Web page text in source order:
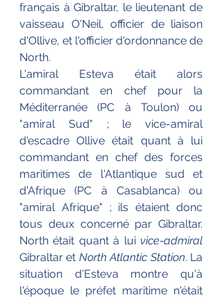
français à Gibraltar, le lieutenant de
vaisseau O'Neil, officier de liaison
d'Ollive, et l'officier d'ordonnance de
North.
L'amiral Esteva était alors
commandant en chef pour la
Méditerranée (PC à Toulon) ou
"amiral Sud" ; le vice-amiral
d'escadre Ollive était quant à lui
commandant en chef des forces
maritimes de l'Atlantique sud et
d'Afrique (PC à Casablanca) ou
"amiral Afrique" ; ils étaient donc
tous deux concerné par Gibraltar.
North était quant à lui
Gibraltar et North Atlantic Station. La
situation d'Esteva montre qu'à
l'époque le préfet maritime n'était